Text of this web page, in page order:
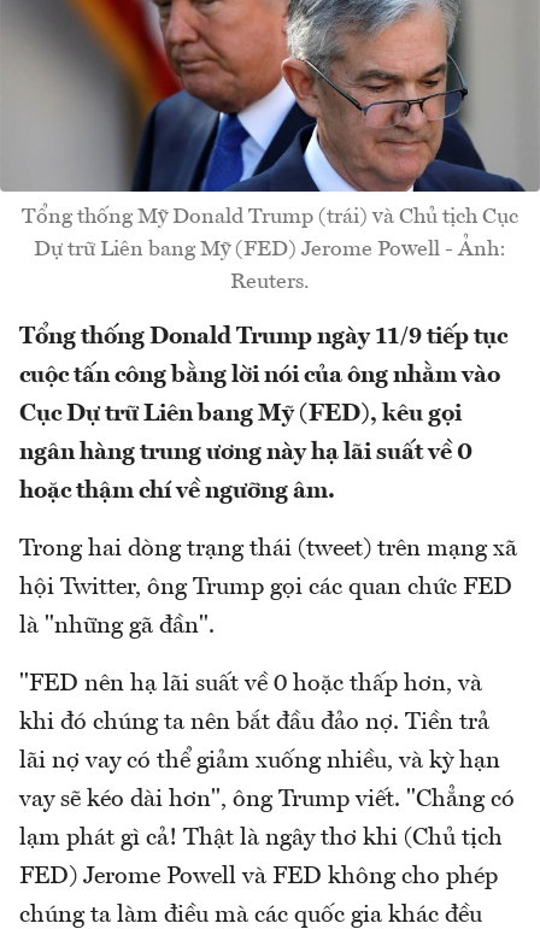
Tổng thống Mỹ Donald Trump (trái) và Chủ tịch Cục
Dự trữ Liên bang Mỹ (FED) Jerome Powell - Ảnh:
Reuters.
Tổng thống Donald Trump ngày 11/9 tiếp tục
cuộc tấn công bằng lời nói của ông nhằm vào
Cục Dự trữ Liên bang Mỹ (FED), kêu gọi
ngân hàng trung ương này hạ lãi suất về 0
hoặc thậm chí về ngưỡng âm.
Trong hai dòng trạng thái (tweet) trên mạng xã
hội Twitter, ông Trump gọi các quan chức FED
là "những gã đần".
"FED nên hạ lãi suất về 0 hoặc thấp hơn, và
khi đó chúng ta nên bắt đầu đảo nợ. Tiền trả
lãi nợ vay có thể giảm xuống nhiều, và kỳ hạn
vay sẽ kéo dài hơn", ông Trump viết. "Chẳng có
lạm phát gì cả! Thật là ngây thơ khi (Chủ tịch
FED) Jerome Powell và FED không cho phép
chúng ta làm điều mà các quốc gia khác đều